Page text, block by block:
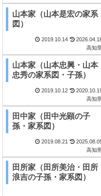
山本家（山本是宏の家系
図）
2019.10.14
高知
山本家（山本忠興・山本
忠秀の家系図・子孫）
2019.10.12
高知
田中家（田中光顕の子
孫・家系図）
2019.08.21
高知
田所家（田所美治・田所
浪吉の子孫・家系図）